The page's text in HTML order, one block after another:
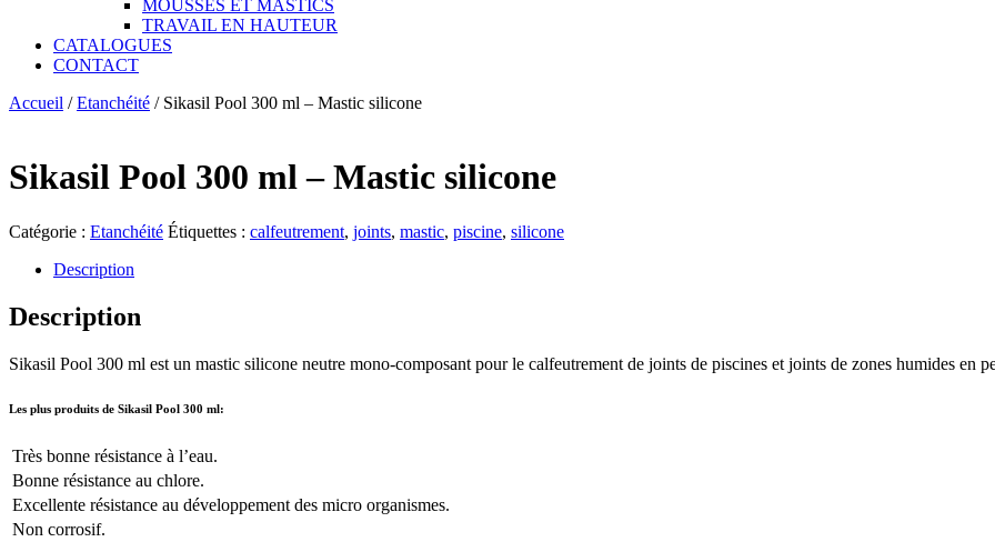
MOUSSES ET MASTICS
TRAVAIL EN HAUTEUR
CATALOGUES
CONTACT
Accueil /Etanchéité / Sikasil Pool 300 ml – Mastic silicone
Sikasil Pool 300 ml – Mastic silicone
Catégorie : Etanchéité Étiquettes : calfeutrement, joints, mastic, piscine, silicone
Description
Description
Sikasil Pool 300 ml est un mastic silicone neutre mono-composant pour le calfeutrement de joints de piscines et joints de zones humides en
Les plus produits de Sikasil Pool 300 ml:
Très bonne résistance à l’eau.
Bonne résistance au chlore.
Excellente résistance au développement des micro organismes.
Non corrosif.